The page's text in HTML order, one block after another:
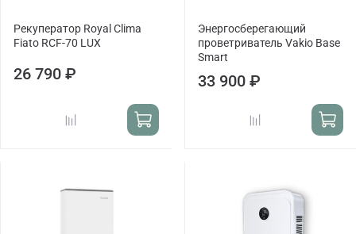
Рекуператор Royal Clima
Fiato RCF-70 LUX
26 790 ₽
Энергосберегающий
проветриватель Vakio Base
Smart
33 900 ₽